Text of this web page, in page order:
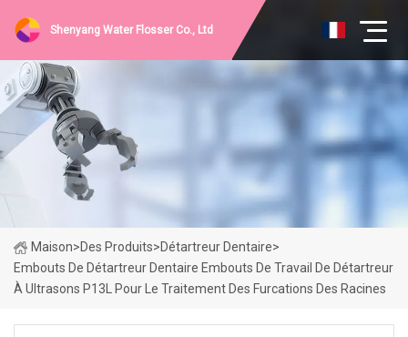
Shenyang Water Flosser Co., Ltd
Maison>Des Produits>Détartreur Dentaire>
Embouts De Détartreur Dentaire Embouts De Travail De Détartreur
À Ultrasons P13L Pour Le Traitement Des Furcations Des Racines